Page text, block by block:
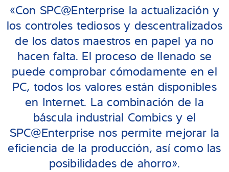
«Con SPC@Enterprise la actualización y
los controles tediosos y descentralizados
de los datos maestros en papel ya no
hacen falta. El proceso de llenado se
puede comprobar cómodamente en el
PC, todos los valores están disponibles
en Internet. La combinación de la
báscula industrial Combics y el
SPC@Enterprise nos permite mejorar la
eficiencia de la producción, así como las
posibilidades de ahorro».